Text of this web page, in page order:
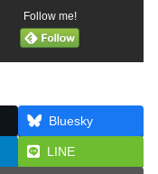
Follow me!
Bluesky
LINE